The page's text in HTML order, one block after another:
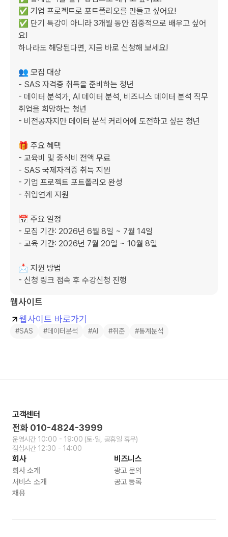
✅ 기업 프로젝트로 포트폴리오를 만들고 싶어요!
✅ 단기 특강이 아니라 3개월 동안 집중적으로 배우고 싶어
요!
하나라도 해당된다면, 지금 바로 신청해 보세요!
👥 모집 대상
- SAS 자격증 취득을 준비하는 청년
- 데이터 분석가, AI 데이터 분석, 비즈니스 데이터 분석 직무
취업을 희망하는 청년
- 비전공자지만 데이터 분석 커리어에 도전하고 싶은 청년
🎁 주요 혜택
- 교육비 및 중식비 전액 무료
- SAS 국제자격증 취득 지원
- 기업 프로젝트 포트폴리오 완성
- 취업연계 지원
📅 주요 일정
- 모집 기간: 2026년 6월 8일 ~ 7월 14일
- 교육 기간: 2026년 7월 20일 ~ 10월 8일
📩 지원 방법
- 신청 링크 접속 후 수강신청 진행
웹사이트
웹사이트 바로가기
#SAS #데이터분석 #AI #취준 #통계분석
고객센터
전화 010-4824-3999
운영시간 10:00 - 19:00 (토∙일, 공휴일 휴무)
점심시간 12:30 - 14:00
회사
회사 소개
서비스 소개
채용
비즈니스
광고 문의
공고 등록